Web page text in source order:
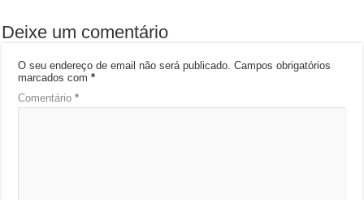
Deixe um comentário
O seu endereço de email não será publicado. Campos obrigatórios
marcados com*
Comentário*